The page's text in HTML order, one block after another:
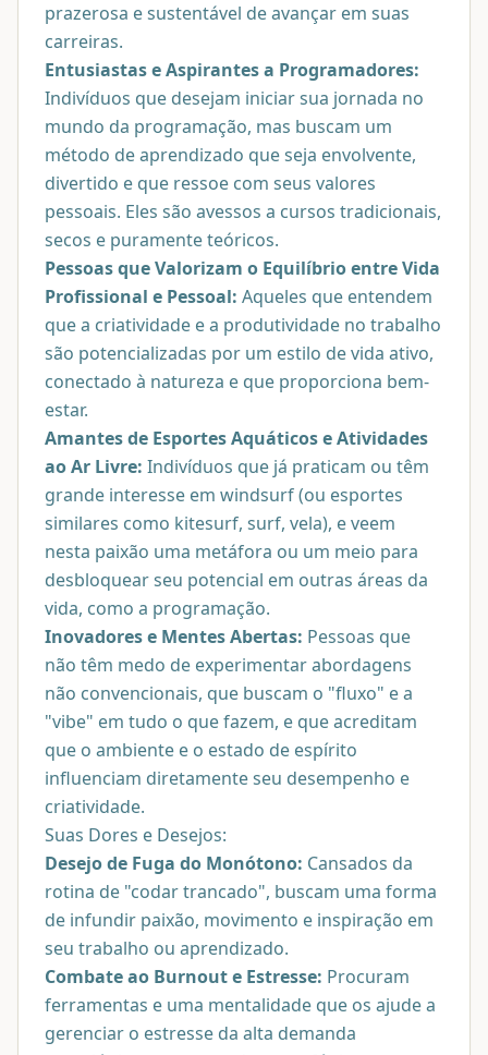
prazerosa e sustentável de avançar em suas
carreiras.
Entusiastas e Aspirantes a Programadores:
Indivíduos que desejam iniciar sua jornada no
mundo da programação, mas buscam um
método de aprendizado que seja envolvente,
divertido e que ressoe com seus valores
pessoais. Eles são avessos a cursos tradicionais,
secos e puramente teóricos.
Pessoas que Valorizam o Equilíbrio entre Vida
Profissional e Pessoal: Aqueles que entendem
que a criatividade e a produtividade no trabalho
são potencializadas por um estilo de vida ativo,
conectado à natureza e que proporciona bem-
estar.
Amantes de Esportes Aquáticos e Atividades
ao Ar Livre: Indivíduos que já praticam ou têm
grande interesse em windsurf (ou esportes
similares como kitesurf, surf, vela), e veem
nesta paixão uma metáfora ou um meio para
desbloquear seu potencial em outras áreas da
vida, como a programação.
Inovadores e Mentes Abertas: Pessoas que
não têm medo de experimentar abordagens
não convencionais, que buscam o "fluxo" e a
"vibe" em tudo o que fazem, e que acreditam
que o ambiente e o estado de espírito
influenciam diretamente seu desempenho e
criatividade.
Suas Dores e Desejos:
Desejo de Fuga do Monótono: Cansados da
rotina de "codar trancado", buscam uma forma
de infundir paixão, movimento e inspiração em
seu trabalho ou aprendizado.
Combate ao Burnout e Estresse: Procuram
ferramentas e uma mentalidade que os ajude a
gerenciar o estresse da alta demanda